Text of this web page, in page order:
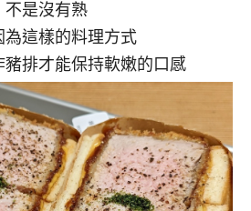
不是沒有熟
為這樣的料理方式
排才能保持軟嫩的口感